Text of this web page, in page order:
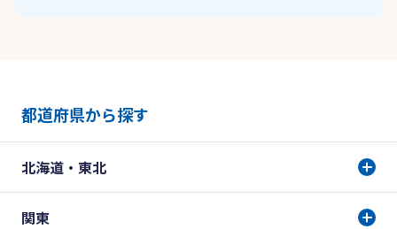
都道府県から探す
北海道・東北
関東